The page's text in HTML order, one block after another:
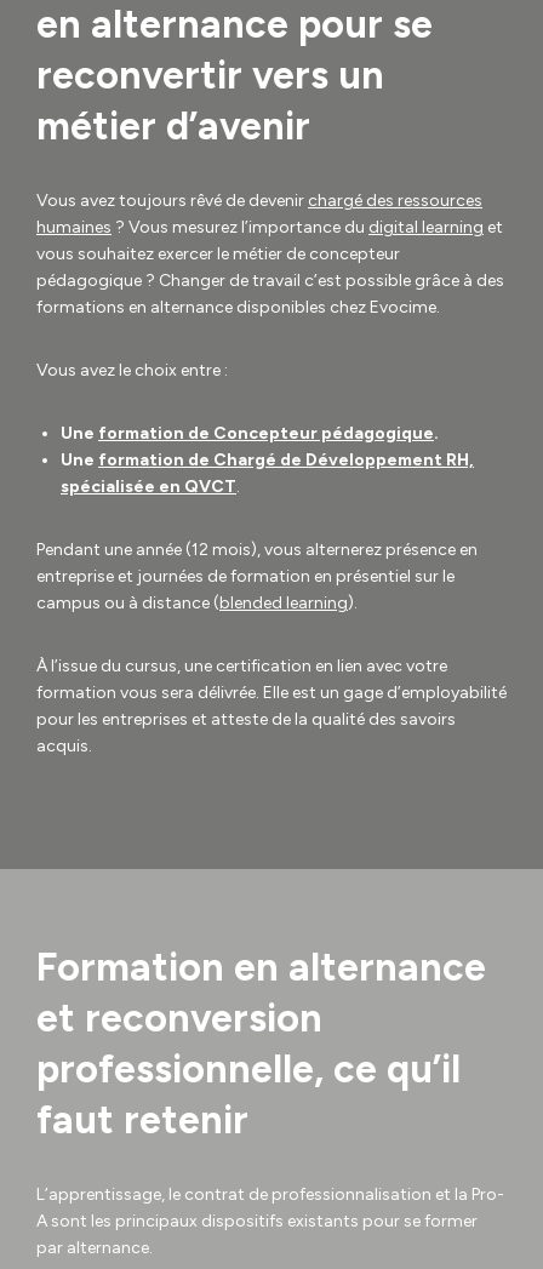
en alternance pour se
reconvertir vers un
métier d’avenir
Vous avez toujours rêvé de devenir chargé des ressources
humaines ? Vous mesurez l’importance du digital learning et
vous souhaitez exercer le métier de concepteur
pédagogique ? Changer de travail c’est possible grâce à des
formations en alternance disponibles chez Evocime.
Vous avez le choix entre :
Une formation de Concepteur pédagogique.
Une formation de Chargé de Développement RH,
spécialisée en QVCT.
Pendant une année (12 mois), vous alternerez présence en
entreprise et journées de formation en présentiel sur le
campus ou à distance (blended learning).
À l’issue du cursus, une certification en lien avec votre
formation vous sera délivrée. Elle est un gage d’employabilité
pour les entreprises et atteste de la qualité des savoirs
acquis.
Formation en alternance
et reconversion
professionnelle, ce qu’il
faut retenir
L’apprentissage, le contrat de professionnalisation et la Pro-
A sont les principaux dispositifs existants pour se former
par alternance.